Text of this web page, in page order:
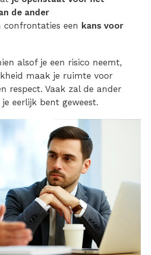
de ander
een kans voor
alsof je een risico neemt,
maak je ruimte voor
respect. Vaak zal de ander
eerlijk bent geweest.